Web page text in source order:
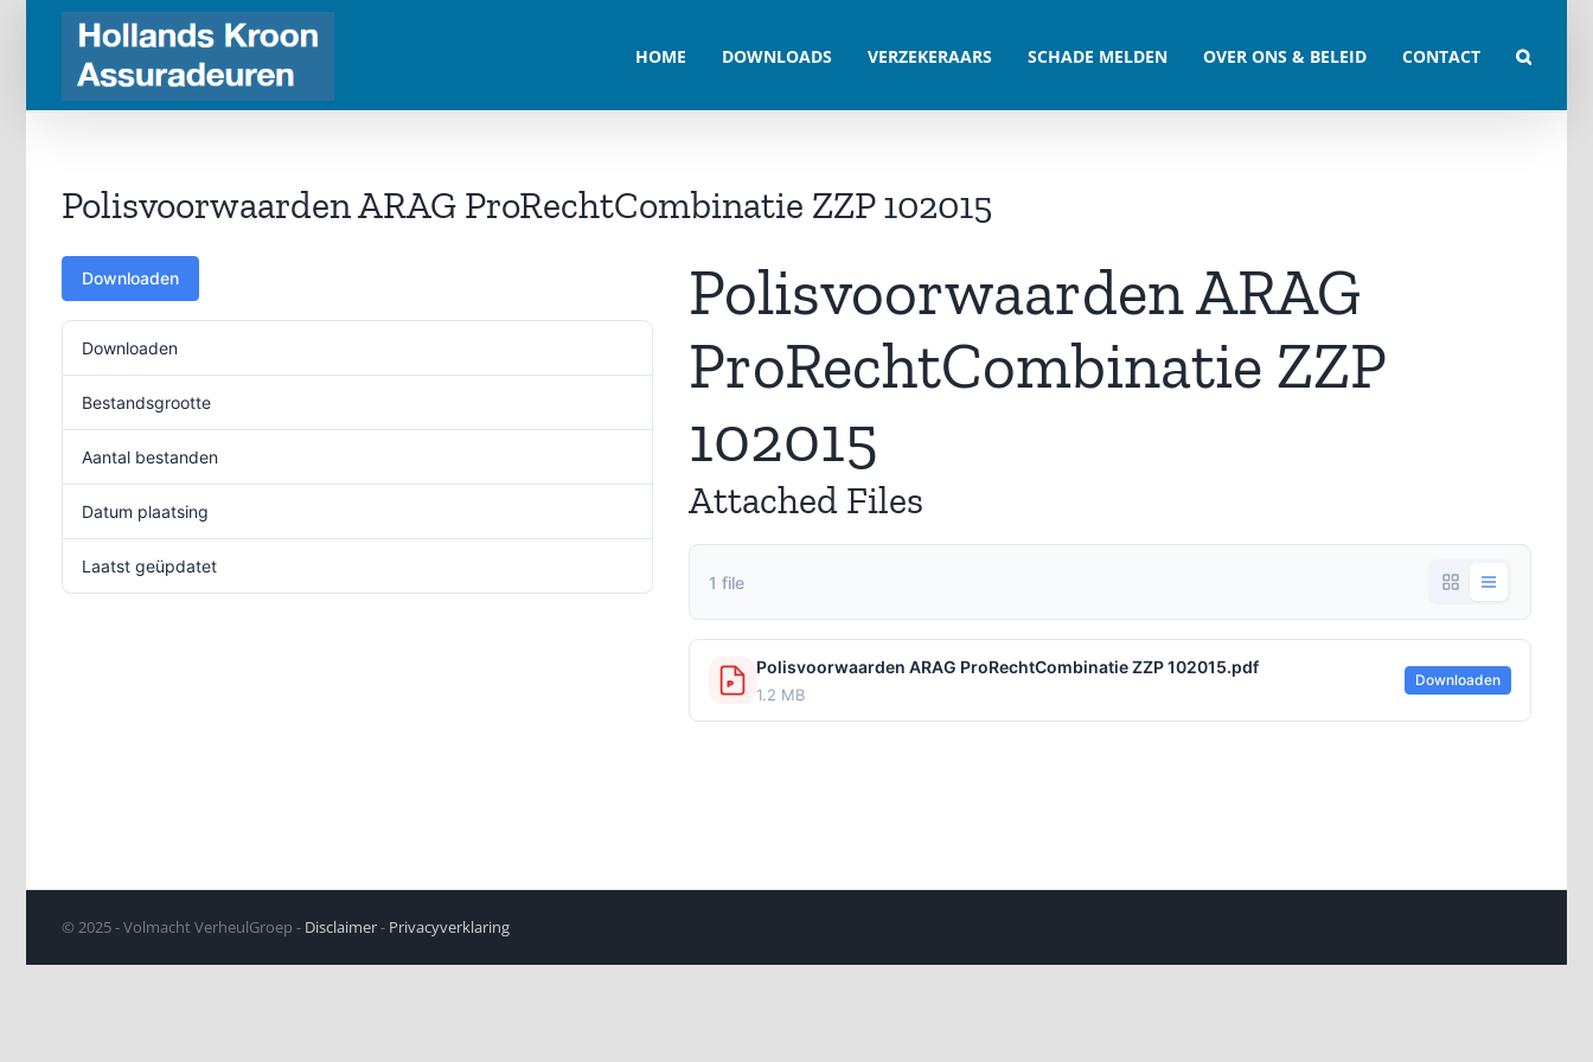
HOME DOWNLOADS VERZEKERAARS SCHADE MELDEN OVER ONS & BELEID CONTACT
Polisvoorwaarden ARAG ProRechtCombinatie ZZP 102015
Downloaden
Downloaden
Bestandsgrootte
Aantal bestanden
Datum plaatsing
Laatst geüpdatet
Polisvoorwaarden ARAG
ProRechtCombinatie ZZP
102015
Attached Files
1 file
Polisvoorwaarden ARAG ProRechtCombinatie ZZP 102015.pdf
1.2 MB
Downloaden
© 2025 - Volmacht VerheulGroep - Disclaimer- Privacyverklaring